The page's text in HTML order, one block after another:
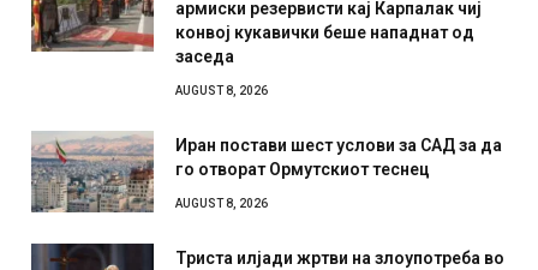
армиски резервисти кај Карпалак чиј
конвој кукавички беше нападнат од
заседа
AUGUST 8, 2026
Иран постави шест услови за САД за да
го отворат Ормутскиот теснец
AUGUST 8, 2026
Триста илјади жртви на злоупотреба во